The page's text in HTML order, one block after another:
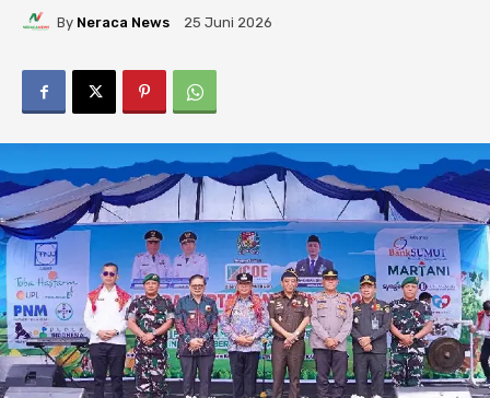
By Neraca News 25 Juni 2026